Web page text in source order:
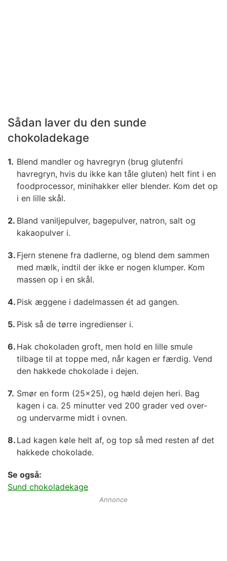
Sådan laver du den sunde
chokoladekage
Blend mandler og havregryn (brug glutenfri
havregryn, hvis du ikke kan tåle gluten) helt fint i en
foodprocessor, minihakker eller blender. Kom det op
i en lille skål.
Bland vaniljepulver, bagepulver, natron, salt og
kakaopulver i.
Fjern stenene fra dadlerne, og blend dem sammen
med mælk, indtil der ikke er nogen klumper. Kom
massen op i en skål.
Pisk æggene i dadelmassen ét ad gangen.
Pisk så de tørre ingredienser i.
Hak chokoladen groft, men hold en lille smule
tilbage til at toppe med, når kagen er færdig. Vend
den hakkede chokolade i dejen.
Smør en form (25x25), og hæld dejen heri. Bag
kagen i ca. 25 minutter ved 200 grader ved over-
og undervarme midt i ovnen.
Lad kagen køle helt af, og top så med resten af det
hakkede chokolade.
Se også:
Sund chokoladekage
Annonce